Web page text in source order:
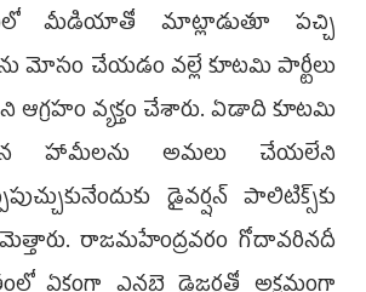
మీడియాతో మాట్లాడుతూ పచ్చి
మోసం చేయడం వల్లే కూటమి పార్టీలు
వ్యక్తం చేశారు. ఏడాది కూటమి
హామీలను అమలు చేయలేని
డైవర్షన్ పాలిటిక్స్‌కు
రాజమహేంద్రవరం గోదావరినదీ